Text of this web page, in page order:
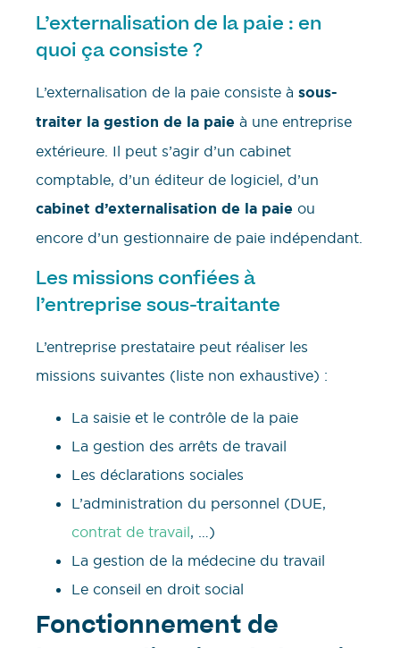
L’externalisation de la paie : en
quoi ça consiste ?
L’externalisation de la paie consiste à sous-
traiter la gestion de la paie à une entreprise
extérieure. Il peut s’agir d’un cabinet
comptable, d’un éditeur de logiciel, d’un
cabinet d’externalisation de la paie ou
encore d’un gestionnaire de paie indépendant.
Les missions confiées à
l’entreprise sous-traitante
L’entreprise prestataire peut réaliser les
missions suivantes (liste non exhaustive) :
La saisie et le contrôle de la paie
La gestion des arrêts de travail
Les déclarations sociales
L’administration du personnel (DUE,
contrat de travail, …)
La gestion de la médecine du travail
Le conseil en droit social
Fonctionnement de